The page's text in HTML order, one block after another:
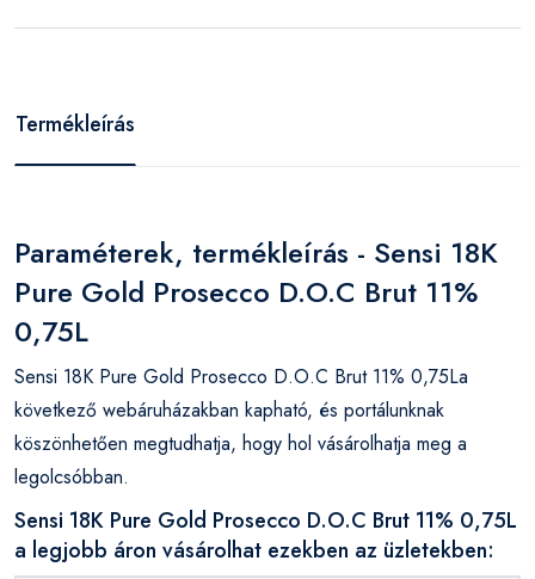
Termékleírás
Paraméterek, termékleírás - Sensi 18K
Pure Gold Prosecco D.O.C Brut 11%
0,75L
Sensi 18K Pure Gold Prosecco D.O.C Brut 11% 0,75La
következő webáruházakban kapható, és portálunknak
köszönhetően megtudhatja, hogy hol vásárolhatja meg a
legolcsóbban.
Sensi 18K Pure Gold Prosecco D.O.C Brut 11% 0,75L
a legjobb áron vásárolhat ezekben az üzletekben: